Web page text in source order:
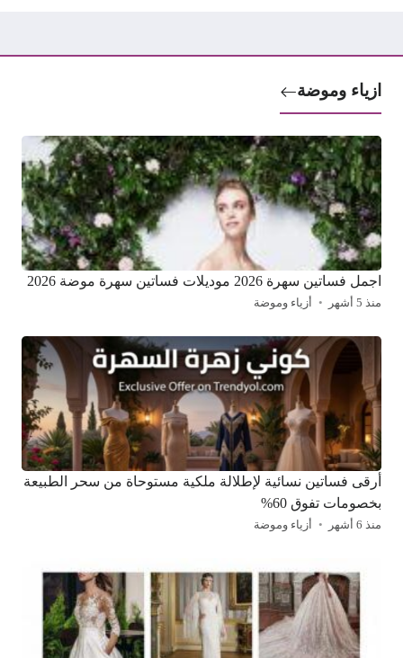
ازياء وموضة
اجمل فساتين سهرة 2026 موديلات فساتين سهرة موضة 2026
منذ 5 أشهر أزياء وموضة
أرقى فساتين نسائية لإطلالة ملكية مستوحاة من سحر الطبيعة
بخصومات تفوق 60%
منذ 6 أشهر أزياء وموضة